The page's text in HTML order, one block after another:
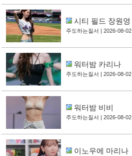
시티 필드 장원영
주도하는질서 | 2026-08-02
워터밤 카리나
주도하는질서 | 2026-08-02
워터밤 비비
주도하는질서 | 2026-08-02
이노우에 마리나